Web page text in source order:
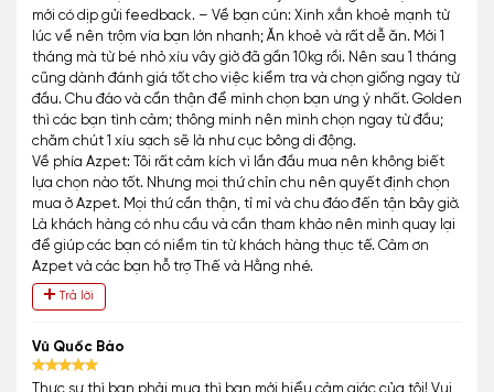
mới có dịp gửi feedback. – Về bạn cún: Xinh xắn khoẻ mạnh từ
lúc về nên trộm vía bạn lớn nhanh; Ăn khoẻ và rất dễ ăn. Mới 1
tháng mà từ bé nhỏ xíu vây giờ đã gần 10kg rồi. Nên sau 1 tháng
cũng dành đánh giá tốt cho việc kiểm tra và chọn giống ngay từ
đầu. Chu đáo và cẩn thận để mình chọn bạn ưng ý nhất. Golden
thì các bạn tình cảm; thông minh nên mình chọn ngay từ đầu;
chăm chút 1 xíu sạch sẽ là như cục bông di động.
Về phía Azpet: Tôi rất cảm kích vì lần đầu mua nên không biết
lựa chọn nào tốt. Nhưng mọi thứ chỉn chu nên quyết định chọn
mua ở Azpet. Mọi thứ cần thận, tỉ mỉ và chu đáo đến tận bây giờ.
Là khách hàng có nhu cầu và cần tham khảo nên mình quay lại
để giúp các bạn có niềm tin từ khách hàng thực tế. Cảm ơn
Azpet và các bạn hỗ trợ Thế và Hằng nhé.
Trả lời
Vũ Quốc Bảo
Thực sự thì bạn phải mua thì bạn mới hiểu cảm giác của tôi! Vui